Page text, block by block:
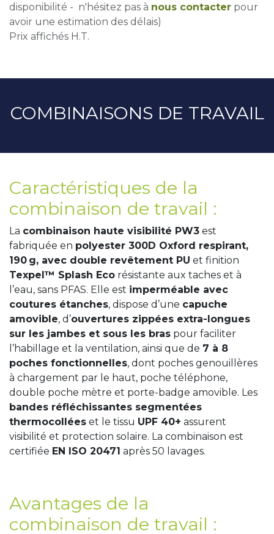
disponibilité - n'hésitez pas à nous contacter pour
avoir une estimation des délais)
Prix affichés H.T.
COMBINAISONS DE TRAVAIL
Caractéristiques de la
combinaison de travail :
La combinaison haute visibilité PW3 est
fabriquée en polyester 300D Oxford respirant,
190 g, avec double revêtement PU et finition
Texpel™ Splash Eco résistante aux taches et à
l’eau, sans PFAS. Elle est imperméable avec
coutures étanches, dispose d’une capuche
amovible, d’ouvertures zippées extra-longues
sur les jambes et sous les bras pour faciliter
l’habillage et la ventilation, ainsi que de 7 à 8
poches fonctionnelles, dont poches genouillères
à chargement par le haut, poche téléphone,
double poche mètre et porte-badge amovible. Les
bandes réfléchissantes segmentées
thermocollées et le tissu UPF 40+ assurent
visibilité et protection solaire. La combinaison est
certifiée EN ISO 20471 après 50 lavages.
Avantages de la
combinaison de travail :